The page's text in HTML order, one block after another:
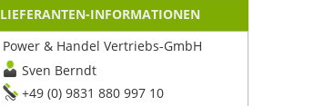
LIEFERANTEN-INFORMATIONEN
Power & Handel Vertriebs-GmbH
Sven Berndt
+49 (0) 9831 880 997 10